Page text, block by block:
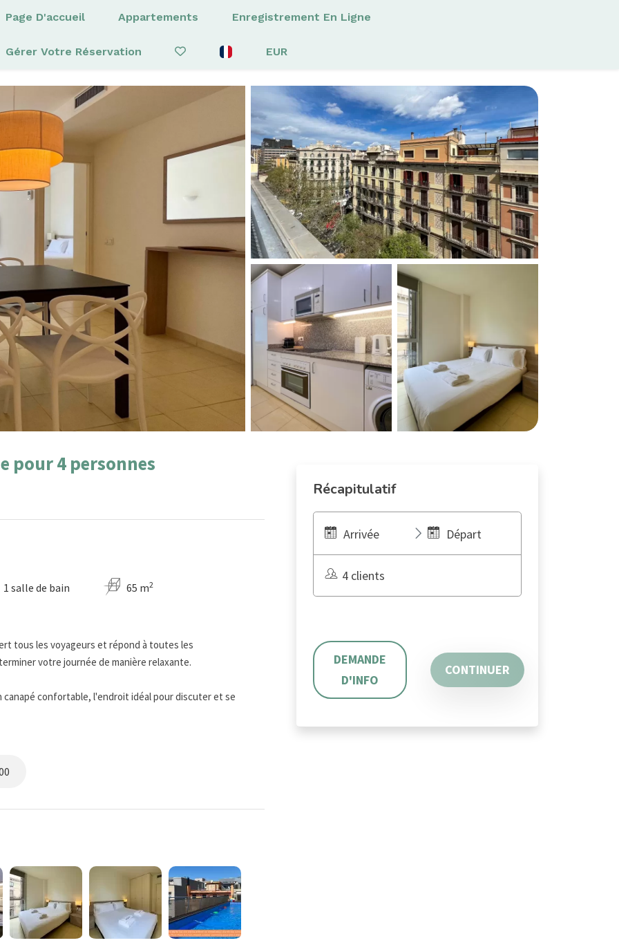
Page D'accueil Appartements Enregistrement En Ligne
Gérer Votre Réservation EUR
pour 4 personnes
1 salle de bain 65 m2
tous les voyageurs et répond à toutes les
votre journée de manière relaxante.
confortable, l'endroit idéal pour discuter et se
appartements. Les photos du logement peuvent différer
mobilier ou d’agencement pouvant survenir. Cependant,
toujours conformes à l’annonce.
caractéristiques spécifiques, veuillez nous contacter
Récapitulatif
Arrivée Départ
4 clients
DEMANDE
D'INFO
CONTINUER